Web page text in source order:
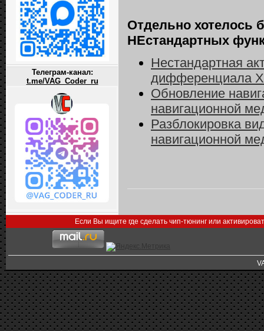
Телеграм-канал:
t.me/VAG_Coder_ru
Отдельно хотелось
НЕстандартных
Нестандартная
дифференциала
Обновление
навигационной
Разблокировка
навигационной
Если Вы ищите где сделать чип-тюнинг или